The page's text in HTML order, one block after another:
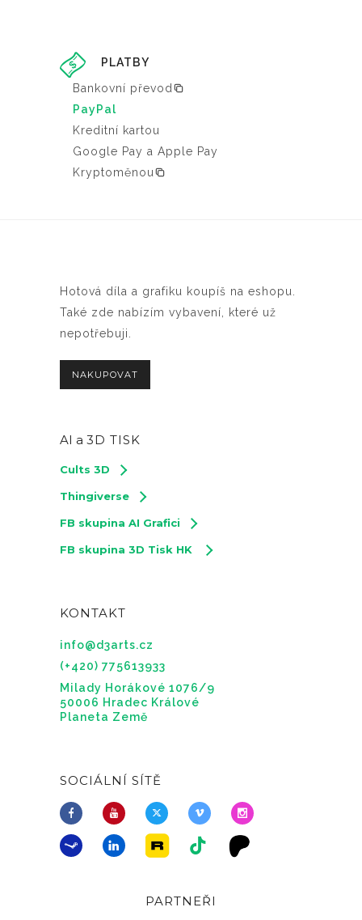
PLATBY
Bankovní převod
PayPal
Kreditní kartou
Google Pay a Apple Pay
Kryptoměnou
Hotová díla a grafiku koupíš na eshopu.
Také zde nabízím vybavení, které už
nepotřebuji.
NAKUPOVAT
AI a 3D TISK
Cults 3D
Thingiverse
FB skupina AI Grafici
FB skupina 3D Tisk HK
KONTAKT
info@d3arts.cz
(+420) 775613933
Milady Horákové 1076/9
50006 Hradec Králové
Planeta Země
SOCIÁLNÍ SÍTĚ
PARTNEŘI